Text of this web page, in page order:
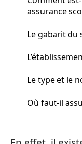
assurance
Le gabarit du
Le type et le
Où faut-il